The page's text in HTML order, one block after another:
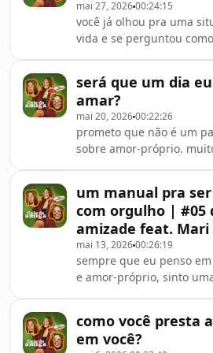
com bate-papo e sessão de
autógrafos. na livraria da
fradique coutinho!
mai 27, 202600:24:15
você já olhou pra uma
vida e se perguntou
perdida e angustiada por
te entendo, minha
novo livro:
https://
encontrar-faz-parte-
ebook/dp/B0F6KZXRK6
será que um dia
amar?
mai 20, 202600:22:26
prometo que não é um
sobre amor-próprio.
gostar de si e
coisa de ser a nossa
não me agrada, eu quero
versão mais honesta.
conversar sobre isso,
MEU NOVO livro:
https://amzn.to/41l4FSg
um manual pra
com orgulho | #05
amizade feat. Mari
mai 13, 202600:26:19
sempre que eu penso
e amor-próprio, sinto
por isso, nesse episódio
amizades, conversei com
como você presta
em você?